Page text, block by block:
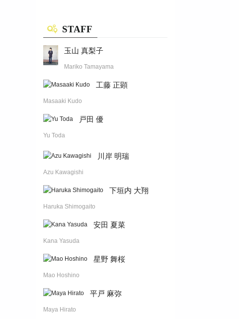
STAFF
玉山 真梨子
Mariko Tamayama
工藤 正顕
Masaaki Kudo
戸田 優
Yu Toda
川岸 明瑞
Azu Kawagishi
下垣内 大翔
Haruka Shimogaito
安田 夏菜
Kana Yasuda
星野 舞桜
Mao Hoshino
平戸 麻弥
Maya Hirato